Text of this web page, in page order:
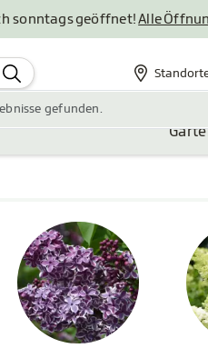
sonntags geöffnet!Alle
gefunden.